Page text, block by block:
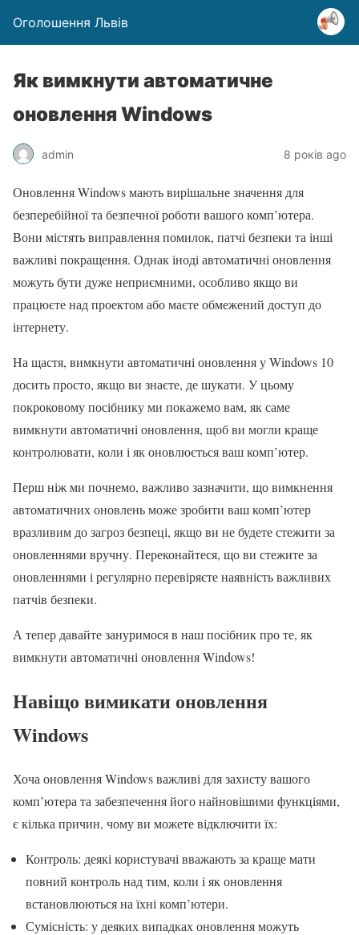
Оголошення Львів
Як вимкнути автоматичне
оновлення Windows
admin 8 років ago
Оновлення Windows мають вирішальне значення для
безперебійної та безпечної роботи вашого комп’ютера.
Вони містять виправлення помилок, патчі безпеки та інші
важливі покращення. Однак іноді автоматичні оновлення
можуть бути дуже неприємними, особливо якщо ви
працюєте над проектом або маєте обмежений доступ до
інтернету.
На щастя, вимкнути автоматичні оновлення у Windows 10
досить просто, якщо ви знаєте, де шукати. У цьому
покроковому посібнику ми покажемо вам, як саме
вимкнути автоматичні оновлення, щоб ви могли краще
контролювати, коли і як оновлюється ваш комп’ютер.
Перш ніж ми почнемо, важливо зазначити, що вимкнення
автоматичних оновлень може зробити ваш комп’ютер
вразливим до загроз безпеці, якщо ви не будете стежити за
оновленнями вручну. Переконайтеся, що ви стежите за
оновленнями і регулярно перевіряєте наявність важливих
патчів безпеки.
А тепер давайте зануримося в наш посібник про те, як
вимкнути автоматичні оновлення Windows!
Навіщо вимикати оновлення
Windows
Хоча оновлення Windows важливі для захисту вашого
комп’ютера та забезпечення його найновішими функціями,
є кілька причин, чому ви можете відключити їх:
Контроль: деякі користувачі вважають за краще мати
повний контроль над тим, коли і як оновлення
встановлюються на їхні комп’ютери.
Сумісність: у деяких випадках оновлення можуть